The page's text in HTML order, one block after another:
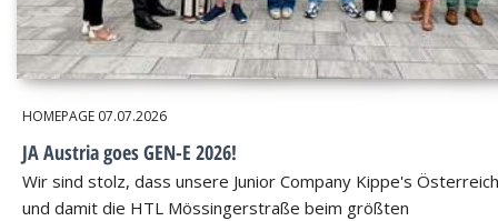
HOMEPAGE 07.07.2026
JA Austria goes GEN-E 2026!
Wir sind stolz, dass unsere Junior Company Kippe's Österreich
und damit die HTL Mössingerstraße beim größten